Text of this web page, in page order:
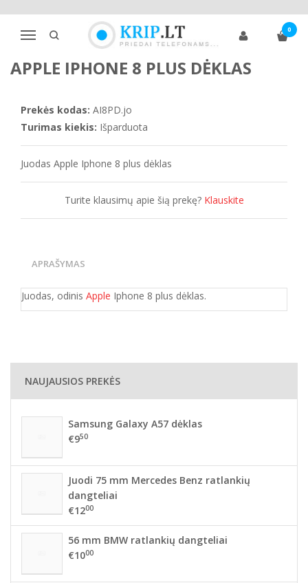
Navigacija
0
Pagrindinis Telefonų dėklai Apple
iPhone 8
Apple Iphone 8 plus dėklas
APPLE IPHONE 8 PLUS DĖKLAS
Prekės kodas: AI8PD.jo
Turimas kiekis: Išparduota
Juodas Apple Iphone 8 plus dėklas
Turite klausimų apie šią prekę? Klauskite
APRAŠYMAS
Juodas, odinis Apple Iphone 8 plus dėklas.
NAUJAUSIOS PREKĖS
Samsung Galaxy A57 dėklas
€950
Juodi 75 mm Mercedes Benz ratlankių
dangteliai
€1200
56 mm BMW ratlankių dangteliai
€1000